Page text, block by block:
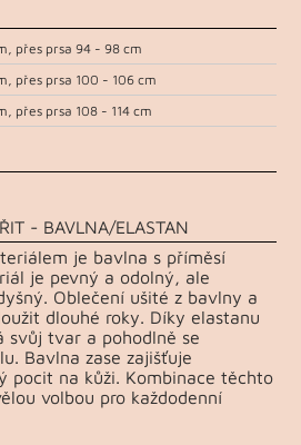
přes prsa 94 - 98 cm
přes prsa 100 - 106 cm
přes prsa 108 - 114 cm
- BAVLNA/ELASTAN
je bavlna s příměsí
je pevný a odolný, ale
Oblečení ušité z bavlny a
dlouhé roky. Díky elastanu
svůj tvar a pohodlně se
Bavlna zase zajišťuje
pocit na kůži. Kombinace těchto
volbou pro každodenní